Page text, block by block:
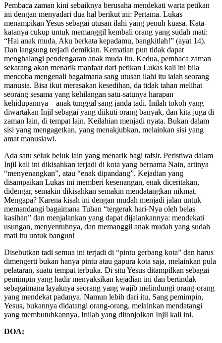
Pembaca zaman kini sebaiknya berusaha mendekati warta petikan
ini dengan menyadari dua hal berikut ini: Pertama. Lukas
menampikan Yesus sebagai utusan ilahi yang penuh kuasa. Kata-
katanya cukup untuk memanggil kembali orang yang sudah mati:
“Hai anak muda, Aku berkata kepadamu, bangkitlah!” (ayat 14).
Dan langsung terjadi demikian. Kematian pun tidak dapat
menghalangi pendengaran anak muda itu. Kedua, pembaca zaman
sekarang akan menarik manfaat dari petikan Lukas kali ini bila
mencoba mengenali bagaimana sang utusan ilahi itu ialah seorang
manusia. Bisa ikut merasakan kesedihan, da tidak tahan melihat
seorang sesama yang kehilangan satu-satunya harapan
kehidupannya – anak tunggal sang janda tadi. Inilah tokoh yang
diwartakan Injil sebagai yang diikuti orang banyak, dan kita juga di
zaman lain, di tempat lain. Keilahian menjadi nyata. Bukan dalam
sisi yang mengagetkan, yang menakjubkan, melainkan sisi yang
amat manusiawi.
Ada satu seluk beluk lain yang menarik bagi tafsir. Peristiwa dalam
Injil kali ini dikisahkan terjadi di kota yang bernama Nain, artinya
“menyenangkan”, atau “enak dipandang”. Kejadian yang
disampaikan Lukas ini memberi kesenangan, enak diceritakan,
didengar, semakin dikisahkan semakin mendatangkan nikmat.
Mengapa? Karena kisah ini dengan mudah menjadi jalan untuk
memandangi bagaimana Tuhan “tergerak hari-Nya oleh belas
kasihan” dan menjalankan yang dapat dijalankannya: mendekati
usungan, menyentuhnya, dan memanggil anak mudah yang sudah
mati itu untuk bangun!
Disebutkan tadi semua ini terjadi di “pintu gerbang kota” dan harus
dimengerti bukan hanya pintu atau gapura kota saja, melainkan pula
pelataran, suatu tempat terbuka. Di situ Yesus ditampilkan sebagai
pemimpin yang hadir menyaksikan kejadian ini dan bertindak
sebagaimana layaknya seorang yang wajib melindungi orang-orang
yang mendekat padanya. Namun lebih dari itu, Sang pemimpin,
Yesus, bukannya didatangi orang-orang, melainkan mendatangi
yang membutuhkannya. Inilah yang ditonjolkan Injil kali ini.
DOA: